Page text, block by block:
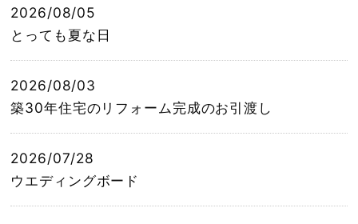
2026/08/05
とっても夏な日
2026/08/03
築30年住宅のリフォーム完成のお引渡し
2026/07/28
ウエディングボード